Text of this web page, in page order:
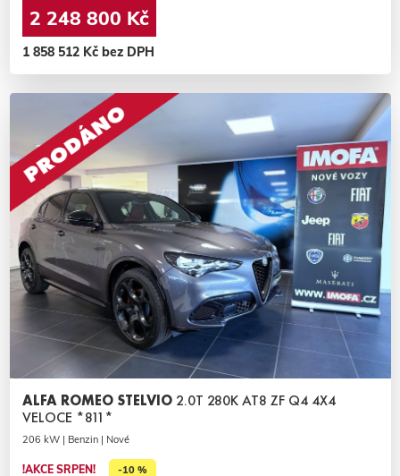
2 248 800 Kč
1 858 512 Kč bez DPH
ALFA ROMEO STELVIO 2.0T 280K AT8 ZF Q4 4X4
VELOCE *811*
206 kW | Benzin | Nové
!AKCE SRPEN! -10 %